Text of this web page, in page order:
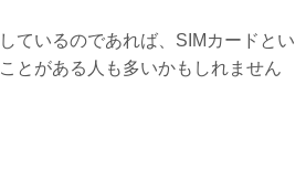
ているのであれば、SIMカードとい
とがある人も多いかもしれません